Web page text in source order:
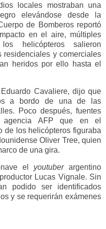
locales mostraban una
elevándose desde la
de Bomberos reportó
en el aire, múltiples
helicópteros salieron
residenciales y comerciales
heridos por ello hasta el
Cavaliere, dijo que
a bordo de una de las
Poco después, fuentes
agencia AFP que en el
de los helicópteros figuraba
Oliver Tree, quien
de una gira.
el youtuberargentino
Lucas Vignale. Sin
podido ser identificados
y se requerirán exámenes